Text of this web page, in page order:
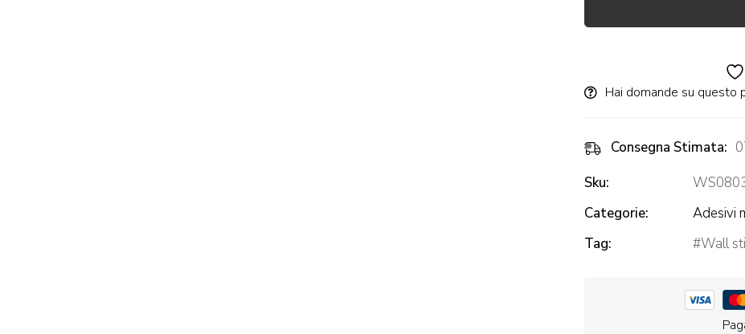
Hai domande su questo
Consegna Stimata:
Sku:
Categorie:
Adesivi
Tag:
Wall